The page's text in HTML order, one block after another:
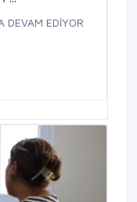
DEVAM EDİYOR